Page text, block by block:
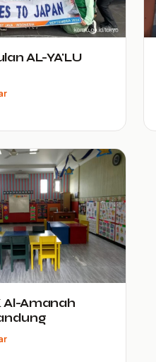
AL-YA'LU
Al-Amanah